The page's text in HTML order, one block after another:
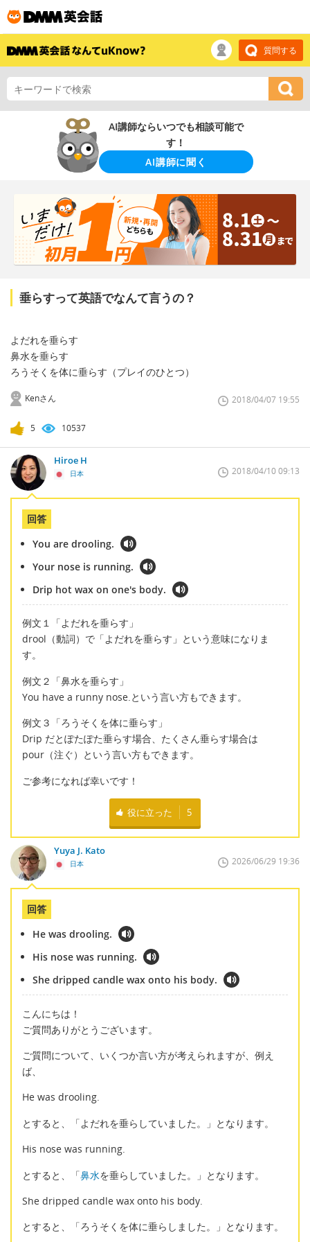
質問する
AI講師ならいつでも相談可能で
す！
AI講師に聞く
垂らすって英語でなんて言うの？
よだれを垂らす
鼻水を垂らす
ろうそくを体に垂らす（プレイのひとつ）
Kenさん 2018/04/07 19:55
5 10537
Hiroe H
日本 2018/04/10 09:13
回答
You are drooling.
Your nose is running.
Drip hot wax on one's body.
例文１「よだれを垂らす」
drool（動詞）で「よだれを垂らす」という意味になりま
す。
例文２「鼻水を垂らす」
You have a runny nose.という言い方もできます。
例文３「ろうそくを体に垂らす」
Drip だとぽたぽた垂らす場合、たくさん垂らす場合は
pour（注ぐ）という言い方もできます。
ご参考になれば幸いです！
役に立った 5
Yuya J. Kato
日本 2026/06/29 19:36
回答
He was drooling.
His nose was running.
She dripped candle wax onto his body.
こんにちは！
ご質問ありがとうございます。
ご質問について、いくつか言い方が考えられますが、例え
ば、
He was drooling.
とすると、「よだれを垂らしていました。」となります。
His nose was running.
とすると、「鼻水を垂らしていました。」となります。
She dripped candle wax onto his body.
とすると、「ろうそくを体に垂らしました。」となります。